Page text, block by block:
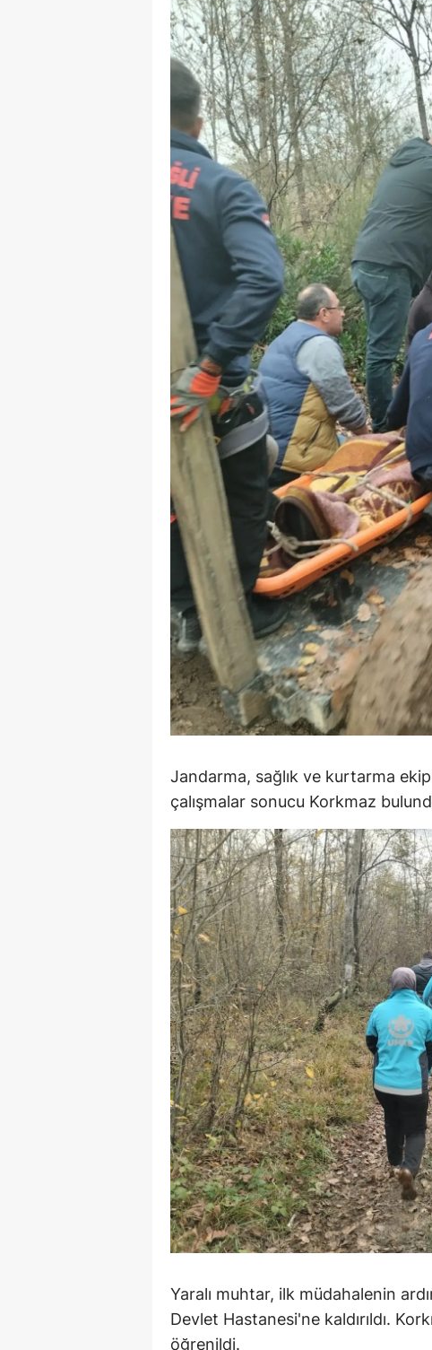
Niğde
Ordu
Rize
Samsun
Siirt
Sinop
Sivas
Tokat
Trabzon
Tunceli
Uşak
Van
Yozgat
Bayburt
Şırnak
Bartın
Iğdır
Yalova
Kilis
Düzce
Jandarma, sağlık ve kurtarma
çalışmalar sonucu Korkmaz
Yaralı muhtar, ilk müdahalenin
Devlet Hastanesi'ne kaldırıldı.
öğrenildi.